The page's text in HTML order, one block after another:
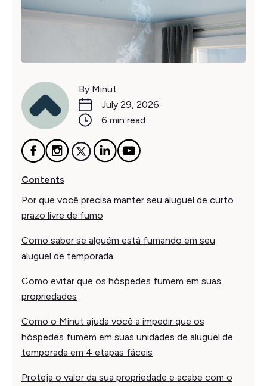
By Minut
July 29, 2026
6 min read
Contents
Por que você precisa manter seu aluguel de curto
prazo livre de fumo
Como saber se alguém está fumando em seu
aluguel de temporada
Como evitar que os hóspedes fumem em suas
propriedades
Como o Minut ajuda você a impedir que os
hóspedes fumem em suas unidades de aluguel de
temporada em 4 etapas fáceis
Proteja o valor da sua propriedade e acabe com o